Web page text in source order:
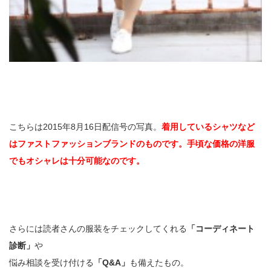
こちらは2015年8月16日配信号の写真。 着用しているシャツなど
はファストファッションブランドのものです。手頃な価格の洋服
でもオシャレは十分可能なのです。
さらには読者さんの服装をチェックしてくれる
「コーディネート
診断」 や
悩み相談を受け付ける
「Q&A」 も備えたもの。